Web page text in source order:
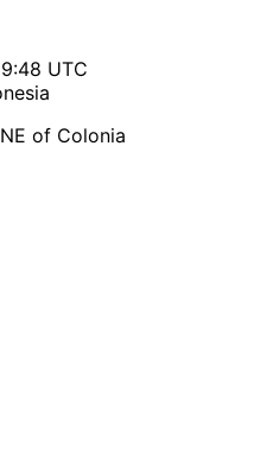
UTC
of Colonia